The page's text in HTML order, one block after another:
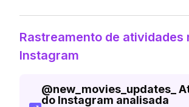
Rastreamento de atividades
Instagram
@new_movies_updates_
do Instagram analisada